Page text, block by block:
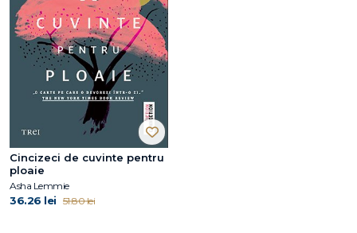
Cincizeci de cuvinte pentru
ploaie
Asha Lemmie
36.26 lei 51.80 lei